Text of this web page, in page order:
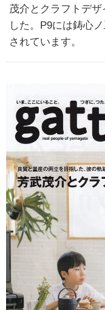
茂介とクラフトデ
した。P9には鋳心
されています。